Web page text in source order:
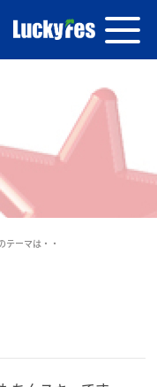
テーマは・・